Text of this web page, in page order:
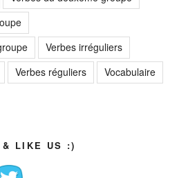
Verbes irréguliers
Verbes réguliers
Vocabulaire
& LIKE US :)